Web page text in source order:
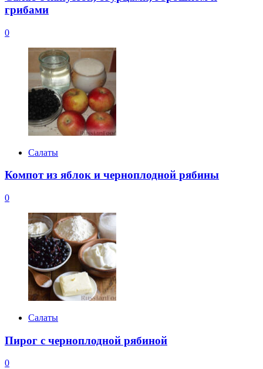
грибами
0
Салаты
Компот из яблок и черноплодной рябины
0
Салаты
Пирог с черноплодной рябиной
0